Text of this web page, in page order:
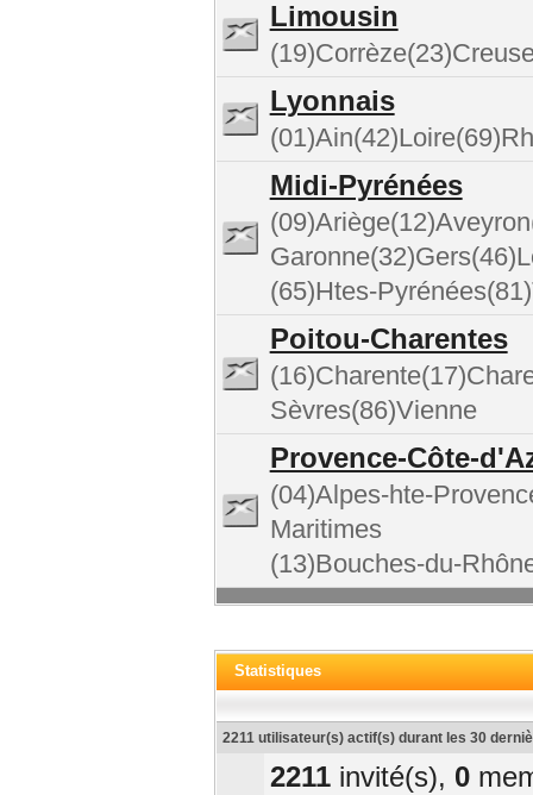
Limousin
Lyonnais
Midi-Pyrénées
(65)Htes-
Poitou-Charentes
Sèvres(86)Vienne
Provence-Côte-
(04)Alpes-hte-
Maritimes
(13)Bouches-du-
Statistiques
2211 utilisateur(s) actif(s) durant les 30
2211invité(s), 0